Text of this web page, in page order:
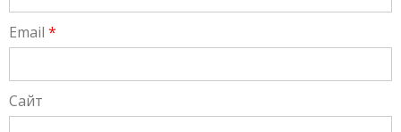
Email *
Сайт